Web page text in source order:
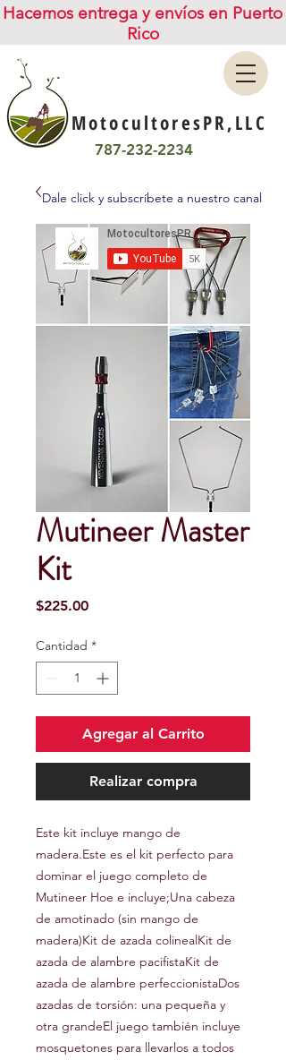
Hacemos entrega y envíos en Puerto
Rico
MotocultoresPR,LLC
787-232-2234
Dale click y subscríbete a nuestro canal
Mutineer Master
Kit
$225.00Precio
Cantidad *
Agregar al Carrito
Realizar compra
Este kit incluye mango de
madera.Este es el kit perfecto para
dominar el juego completo de
Mutineer Hoe e incluye;Una cabeza
de amotinado (sin mango de
madera)Kit de azada colinealKit de
azada de alambre pacifistaKit de
azada de alambre perfeccionistaDos
azadas de torsión: una pequeña y
otra grandeEl juego también incluye
mosquetones para llevarlos a todos